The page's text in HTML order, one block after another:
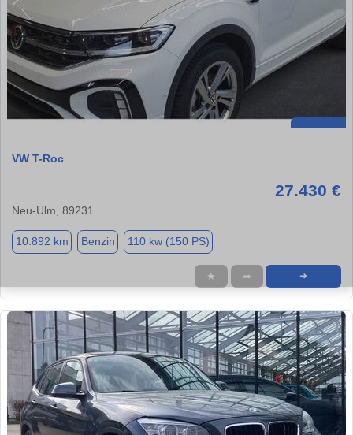
VW T-Roc
27.430 €
Neu-Ulm, 89231
10.892 km Benzin 110 kw (150 PS)
★ ➦ ➜